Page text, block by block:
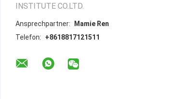
INSTITUTE CO.LTD.
Ansprechpartner:
Mamie Ren
Telefon:
+8618817121511